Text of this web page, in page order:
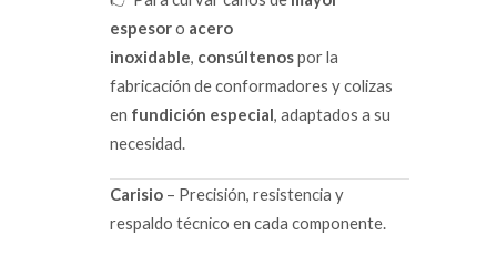
espesoro acero
inoxidable, consúltenospor la
fabricación de conformadores y colizas
en fundición especial, adaptados a su
necesidad.
Carisio – Precisión, resistencia y
respaldo técnico en cada componente.